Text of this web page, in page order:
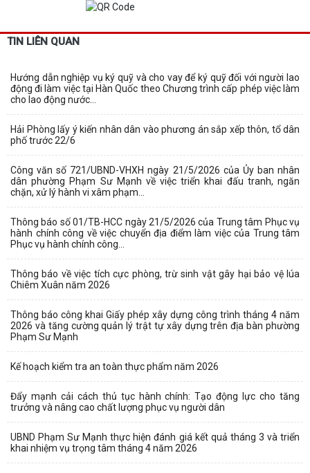
TIN LIÊN QUAN
Hướng dẫn nghiệp vụ ký quỹ và cho vay để ký quỹ đối với người lao
động đi làm việc tại Hàn Quốc theo Chương trình cấp phép việc làm
cho lao động nước...
Hải Phòng lấy ý kiến nhân dân vào phương án sắp xếp thôn, tổ dân
phố trước 22/6
Công văn số 721/UBND-VHXH ngày 21/5/2026 của Ủy ban nhân
dân phường Phạm Sư Mạnh về việc triển khai đấu tranh, ngăn
chặn, xử lý hành vi xâm phạm...
Thông báo số 01/TB-HCC ngày 21/5/2026 của Trung tâm Phục vụ
hành chính công về việc chuyển địa điểm làm việc của Trung tâm
Phục vụ hành chính công...
Thông báo về việc tích cực phòng, trừ sinh vật gây hại bảo vệ lúa
Chiêm Xuân năm 2026
Thông báo công khai Giấy phép xây dựng công trình tháng 4 năm
2026 và tăng cường quản lý trật tự xây dựng trên địa bàn phường
Phạm Sư Mạnh
Kế hoạch kiểm tra an toàn thực phẩm năm 2026
Đẩy mạnh cải cách thủ tục hành chính: Tạo động lực cho tăng
trưởng và nâng cao chất lượng phục vụ người dân
UBND Phạm Sư Mạnh thực hiện đánh giá kết quả tháng 3 và triển
khai nhiệm vụ trọng tâm tháng 4 năm 2026